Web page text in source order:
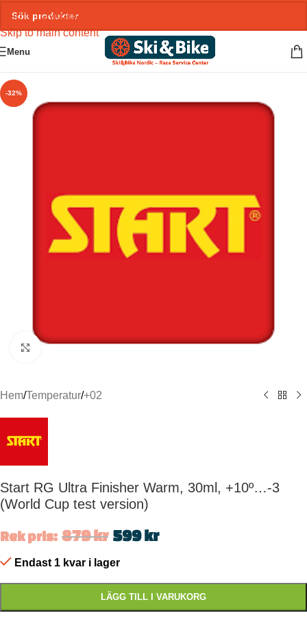
Skip to navigation
Skip to main content
Menu
-32%
Click to enlarge
Hem/Temperatur/+02
Start RG Ultra Finisher Warm, 30ml, +10º…-3
(World Cup test version)
Rek pris: 879kr 599kr
Endast 1 kvar i lager
LÄGG TILL I VARUKORG